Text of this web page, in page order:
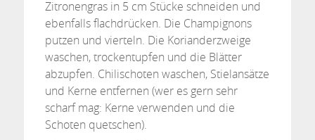
Zitronengras in 5 cm Stücke schneiden und
ebenfalls flachdrücken. Die Champignons
putzen und vierteln. Die Korianderzweige
waschen, trockentupfen und die Blätter
abzupfen. Chilischoten waschen, Stielansätze
und Kerne entfernen (wer es gern sehr
scharf mag: Kerne verwenden und die
Schoten quetschen).